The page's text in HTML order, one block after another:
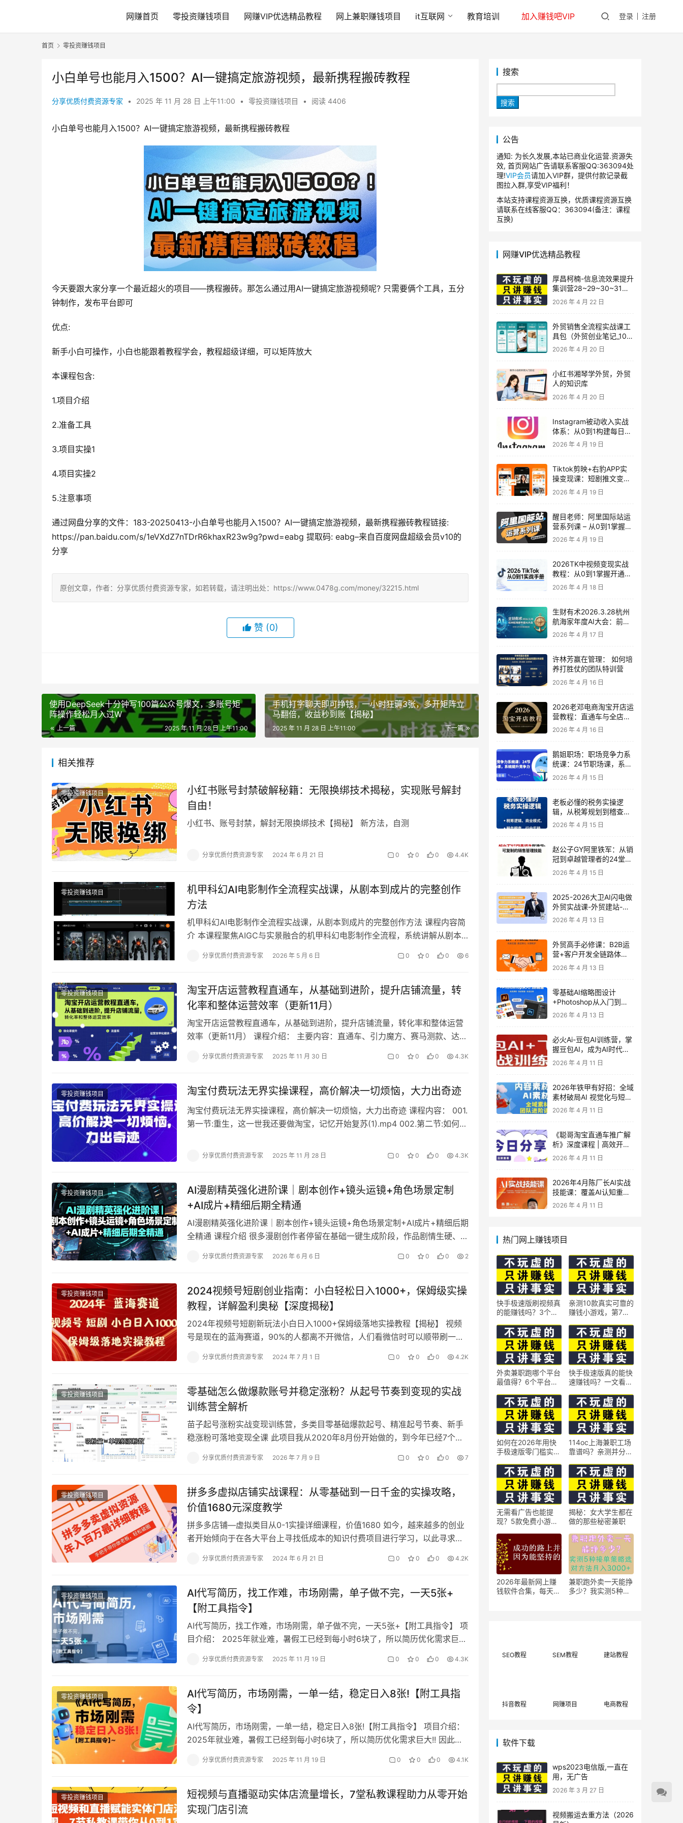
网赚首页 零投资赚钱项目 网赚VIP优选精品教程 网上兼职赚钱项目 it互联网 教育培训 加入赚钱吧VIP 登录 注册
首页 零投资赚钱项目
小白单号也能月入1500？AI一键搞定旅游视频，最新携程搬砖教程
分享优质付费资源专家 • 2025 年 11 月 28 日 上午11:00 • 零投资赚钱项目 • 阅读 4406
小白单号也能月入1500？AI一键搞定旅游视频，最新携程搬砖教程
今天要跟大家分享一个最近超火的项目——携程搬砖。那怎么通过用AI一键搞定旅游视频呢? 只需要俩个工具，五分
钟制作，发布平台即可
优点:
新手小白可操作，小白也能跟着教程学会，教程超级详细，可以矩阵放大
本课程包含:
1.项目介绍
2.准备工具
3.项目实操1
4.项目实操2
5.注意事项
通过网盘分享的文件：183-20250413-小白单号也能月入1500？AI一键搞定旅游视频，最新携程搬砖教程链接:
https://pan.baidu.com/s/1eVXdZ7nTDrR6khaxR23w9g?pwd=eabg 提取码: eabg–来自百度网盘超级会员v10的
分享
原创文章，作者：分享优质付费资源专家，如若转载，请注明出处：https://www.0478g.com/money/32215.html
赞 (0)
使用DeepSeek十分钟写100篇公众号爆文，多账号矩
阵操作轻松月入过W
上一篇 2025 年 11 月 28 日 上午11:00
手机打字聊天即可挣钱，一小时狂薅3张，多开矩阵立
马翻倍，收益秒到账【揭秘】
下一篇
2025 年 11 月 28 日 上午11:00
相关推荐
零投资赚钱项目
小红书账号封禁破解秘籍：无限换绑技术揭秘，实现账号解封
自由！
小红书、账号封禁，解封无限换绑技术【揭秘】 新方法，自测
分享优质付费资源专家 2024 年 6 月 21 日 0 0 0 4.4K
零投资赚钱项目
机甲科幻AI电影制作全流程实战课，从剧本到成片的完整创作
方法
机甲科幻AI电影制作全流程实战课，从剧本到成片的完整创作方法 课程内容简
介 本课程聚焦AIGC与实景融合的机甲科幻电影制作全流程，系统讲解从剧本
分享优质付费资源专家 2026 年 5 月 6 日 0 0 0 6
零投资赚钱项目
淘宝开店运营教程直通车，从基础到进阶，提升店铺流量，转
化率和整体运营效率（更新11月）
淘宝开店运营教程直通车，从基础到进阶，提升店铺流量，转化率和整体运营
效率（更新11月） 课程介绍： 主要内容：直通车、引力魔方、赛马测款、达摩
分享优质付费资源专家 2025 年 11 月 30 日 0 0 0 4.3K
零投资赚钱项目 淘宝付费玩法无界实操课程，高价解决一切烦恼，大力出奇迹
淘宝付费玩法无界实操课程，高价解决一切烦恼，大力出奇迹 课程内容： 001.
第一节:重生，这一世我还要做淘宝，记忆开始复苏(1).mp4 002.第二节:如何选
分享优质付费资源专家 2025 年 11 月 28 日 0 0 0 4.3K
零投资赚钱项目
AI漫剧精英强化进阶课｜剧本创作+镜头运镜+角色场景定制
+AI成片+精细后期全精通
AI漫剧精英强化进阶课｜剧本创作+镜头运镜+角色场景定制+AI成片+精细后期
全精通 课程介绍 很多漫剧创作者停留在基础一键生成阶段，作品剧情生硬、镜
分享优质付费资源专家 2026 年 6 月 6 日 0 0 0 2
零投资赚钱项目
2024视频号短剧创业指南：小白轻松日入1000+，保姆级实操
教程，详解盈利奥秘【深度揭秘】
2024年视频号短剧新玩法小白日入1000+保姆级落地实操教程【揭秘】 视频
号是现在的蓝海赛道，90%的人都离不开微信，人们看微信时可以顺带刷一下
分享优质付费资源专家 2024 年 7 月 1 日 0 0 0 4.2K
零投资赚钱项目
零基础怎么做爆款账号并稳定涨粉？从起号节奏到变现的实战
训练营全解析
苗子起号涨粉实战变现训练营，多类目零基础爆款起号、精准起号节奏、新手
稳涨粉可落地变现全课 此项目我从2020年8月份开始做的，到今年已经7个年
分享优质付费资源专家 2026 年 7 月 9 日 0 0 0 7
零投资赚钱项目
拼多多虚拟店铺实战课程：从零基础到一日千金的实操攻略，
价值1680元深度教学
拼多多店铺—虚拟类目从0-1实操详细课程，价值1680 如今，越来越多的创业
者开始倾向于在各大平台上寻找低成本的知识付费项目进行学习，以此寻求更
分享优质付费资源专家 2024 年 6 月 21 日 0 0 0 4.2K
零投资赚钱项目
AI代写简历，找工作难，市场刚需，单子做不完，一天5张+
【附工具指令】
AI代写简历，找工作难，市场刚需，单子做不完，一天5张+【附工具指令】 项
目介绍： 2025年就业难，暑假工已经到每小时6块了，所以简历优化需求巨
分享优质付费资源专家 2025 年 11 月 19 日 0 0 0 4.3K
零投资赚钱项目
AI代写简历，市场刚需，一单一结，稳定日入8张!【附工具指
令】
AI代写简历，市场刚需，一单一结，稳定日入8张!【附工具指令】 项目介绍：
2025年就业难，暑假工已经到每小时6块了，所以简历优化需求巨大!! 因此这
分享优质付费资源专家 2025 年 11 月 19 日 0 0 0 4.1K
零投资赚钱项目
短视频与直播驱动实体店流量增长，7堂私教课程助力从零开始
实现门店引流
搜索
搜索
公告
通知: 为长久发展,本站已商业化运营.资源失
效, 首页网站广告请联系客服QQ:363094处
理!VIP会员请加入VIP群，提供付款记录截
图拉入群,享受VIP福利！
本站支持课程资源互换，优质课程资源互换
请联系在线客服QQ：363094(备注：课程
互换)
网赚VIP优选精品教程
厚昌柯楠-信息流效果提升
集训营28~29~30~31
期，智能投放·巨量AD/百
度优化·AI提效指南
2026 年 4 月 22 日
外贸销售全流程实战课工
具包（外贸创业笔记_10年
外贸经验）
2026 年 4 月 20 日
小红书湘琴学外贸，外贸
人的知识库
2026 年 4 月 20 日
Instagram被动收入实战
体系：从0到1构建每日盈
利的自动销售漏斗
2026 年 4 月 19 日
Tiktok剪映+右豹APP实
操变现课：短剧推文变现
全教程来了！
2026 年 4 月 19 日
醒目老师：阿里国际站运
营系列课 – 从0到1掌握平
台运营核心技巧
2026 年 4 月 19 日
2026TK中视频变现实战
教程：从0到1掌握开通、
养号、剪辑到变现，新手
副业首选
2026 年 4 月 18 日
生财有术2026.3.28杭州
航海家年度AI大会：前沿
趋势×落地案例×技能图谱
2026 年 4 月 17 日
许林芳赢在管理： 如何培
养打胜仗的团队特训营
2026 年 4 月 16 日
2026老邓电商淘宝开店运
营教程：直通车与全店推
广系统课
2026 年 4 月 16 日
鹅姐职场：职场竞争力系
统课：24节职场课，系统
提升竞争力
2026 年 4 月 15 日
老板必懂的税务实操逻
辑，从税筹规划到稽查应
对，为企业稳健增长保驾
2026 年 4 月 15 日
赵公子GY阿里铁军：从销
冠到卓越管理者的24堂实
战课
2026 年 4 月 15 日
2025-2026大卫AI闪电做
外贸实战课-外贸建站-开
发客户-内容营销-从0到3
2026 年 4 月 13 日
外贸高手必修课：B2B运
营+客户开发全链路体系
课 | 从0到1成为外贸精英
2026 年 4 月 13 日
零基础AI缩略图设计
+Photoshop从入门到精
通 全套教程（含形象照拍
2026 年 4 月 13 日
必火Ai-豆包AI训练营，掌
握豆包AI，成为AI时代的
全能型人才
2026 年 4 月 11 日
2026年铁甲有好招：全域
素材破局AI 视觉化与短剧
营销实战指南——高效增
策略
2026 年 4 月 11 日
《聪哥淘宝直通车推广解
析》深度课程 | 高效开
车、极速投产系统实操课
2026 年 4 月 11 日
2026年4月陈厂长AI实战
技能课：覆盖AI认知重
构、智能体与大模型解
2026 年 4 月 11 日
热门网上赚钱项目
快手极速版刷视频真
的能赚钱吗？3个隐
亲测10款真实可靠的
赚钱小游戏，第7款
外卖兼职跑哪个平台
最值得？6个平台实
快手极速版真的能快
速赚钱吗？一文看懂
如何在2026年用快
手极速版零门槛实现
技巧
114oc上海兼职工场
靠谱吗？亲测并分享
无需看广告也能提
现？5款免费小游戏
揭秘：女大学生都在
做的那些秘密兼职
2026年最新网上赚
钱软件合集，每天免
兼职跑外卖一天能挣
多少？我实测5种接
SEO教程 SEM教程 建站教程
抖音教程 网赚项目 电商教程
软件下载
wps2023电信版,一直在
用，无广告
2026 年 3 月 27 日
视频搬运去重方法（2026